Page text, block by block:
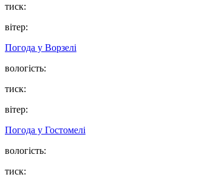
тиск:
вітер:
Погода у Ворзелі
вологість:
тиск:
вітер:
Погода у Гостомелі
вологість:
тиск: